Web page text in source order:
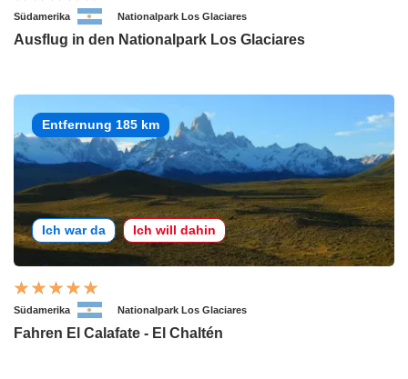
Südamerika Nationalpark Los Glaciares
Ausflug in den Nationalpark Los Glaciares
Entfernung 185 km
Ich war da Ich will dahin
Südamerika Nationalpark Los Glaciares
Fahren El Calafate - El Chaltén